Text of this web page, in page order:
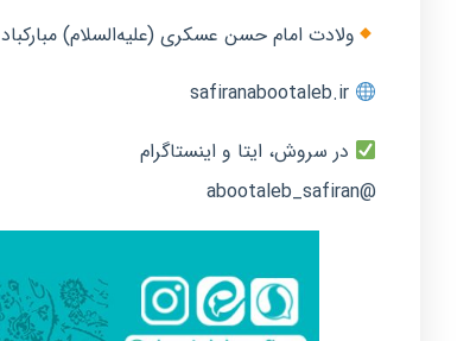
ولادت امام حسن عسکری (علیه‌السلام) مبارکباد
safiranabootaleb.ir
در سروش، ایتا و اینستاگرام
@abootaleb_safiran